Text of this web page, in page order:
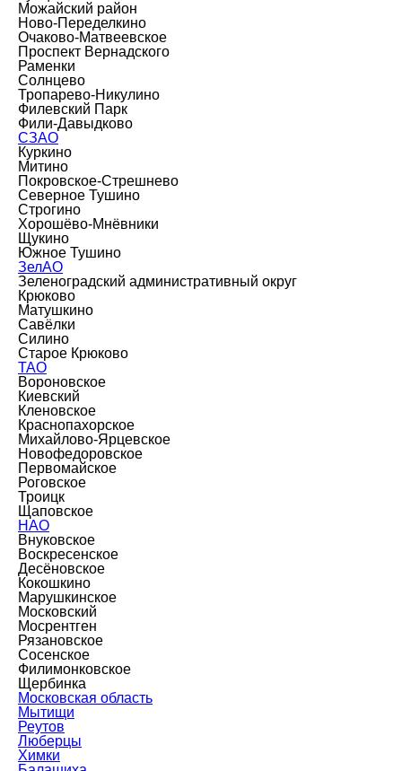
Можайский район
Ново-Переделкино
Очаково-Матвеевское
Проспект Вернадского
Раменки
Солнцево
Тропарево-Никулино
Филевский Парк
Фили-Давыдково
СЗАО
Куркино
Митино
Покровское-Стрешнево
Северное Тушино
Строгино
Хорошёво-Мнёвники
Щукино
Южное Тушино
ЗелАО
Зеленоградский административный округ
Крюково
Матушкино
Савёлки
Силино
Старое Крюково
ТАО
Вороновское
Киевский
Кленовское
Краснопахорское
Михайлово-Ярцевское
Новофедоровское
Первомайское
Роговское
Троицк
Щаповское
НАО
Внуковское
Воскресенское
Десёновское
Кокошкино
Марушкинское
Московский
Мосрентген
Рязановское
Сосенское
Филимонковское
Щербинка
Московская область
Мытищи
Реутов
Люберцы
Химки